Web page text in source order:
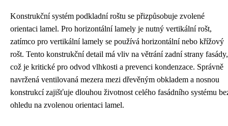
Konstrukční systém podkladní roštu se přizpůsobuje zvolené
orientaci lamel. Pro horizontální lamely je nutný vertikální rošt,
zatímco pro vertikální lamely se používá horizontální nebo křížový
rošt. Tento konstrukční detail má vliv na větrání zadní strany fasády,
což je kritické pro odvod vlhkosti a prevenci kondenzace. Správně
navržená ventilovaná mezera mezi dřevěným obkladem a nosnou
konstrukcí zajišťuje dlouhou životnost celého fasádního systému
ohledu na zvolenou orientaci lamel.